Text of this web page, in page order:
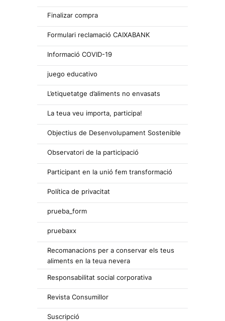
Finalizar compra
Formulari reclamació CAIXABANK
Informació COVID-19
juego educativo
L’etiquetatge d’aliments no envasats
La teua veu importa, participa!
Objectius de Desenvolupament Sostenible
Observatori de la participació
Participant en la unió fem transformació
Política de privacitat
prueba_form
pruebaxx
Recomanacions per a conservar els teus
aliments en la teua nevera
Responsabilitat social corporativa
Revista Consumillor
Suscripció